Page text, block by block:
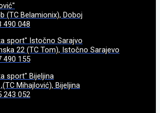
(TC Belamionix), Doboj
490 048
sport" Istočno Sarajvo
22 (TC Tom), Istočno Sarajevo
490 155
sport" Bijeljina
Mihajlović), Bijeljina
243 052